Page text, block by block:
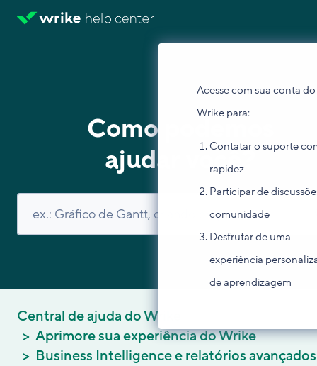
Acesse com sua conta do
Wrike para:
Contatar o suporte
rapidez
Participar de
comunidade
Desfrutar de uma
experiência
de aprendizagem
Como podemos
ajudar você?
Central de ajuda do Wrike
Aprimore sua experiência do Wrike
Business Intelligence e relatórios avançados